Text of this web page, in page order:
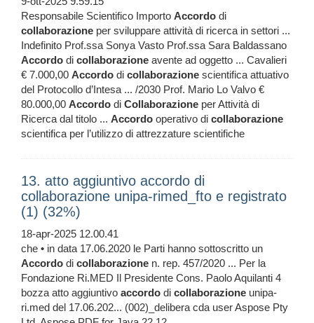
Responsabile Scientifico Importo Accordo di
collaborazione per sviluppare attività di ricerca in settori ...
Indefinito Prof.ssa Sonya Vasto Prof.ssa Sara Baldassano
Accordo di collaborazione avente ad oggetto ... Cavalieri
€ 7.000,00 Accordo di collaborazione scientifica attuativo
del Protocollo d’Intesa ... /2030 Prof. Mario Lo Valvo €
80.000,00 Accordo di Collaborazione per Attività di
Ricerca dal titolo ... Accordo operativo di collaborazione
scientifica per l’utilizzo di attrezzature scientifiche
13. atto aggiuntivo accordo di
collaborazione unipa-rimed_fto e registrato
(1) (32%)
18-apr-2025 12.00.41
che • in data 17.06.2020 le Parti hanno sottoscritto un
Accordo di collaborazione n. rep. 457/2020 ... Per la
Fondazione Ri.MED Il Presidente Cons. Paolo Aquilanti 4
bozza atto aggiuntivo accordo di collaborazione unipa-
ri.med del 17.06.202... (002)_delibera cda user Aspose Pty